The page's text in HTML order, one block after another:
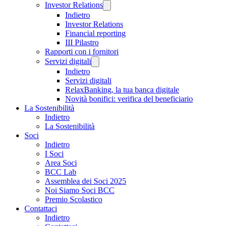
Investor Relations
Indietro
Investor Relations
Financial reporting
III Pilastro
Rapporti con i fornitori
Servizi digitali
Indietro
Servizi digitali
RelaxBanking, la tua banca digitale
Novità bonifici: verifica del beneficiario
La Sostenibilità
Indietro
La Sostenibilità
Soci
Indietro
I Soci
Area Soci
BCC Lab
Assemblea dei Soci 2025
Noi Siamo Soci BCC
Premio Scolastico
Contattaci
Indietro